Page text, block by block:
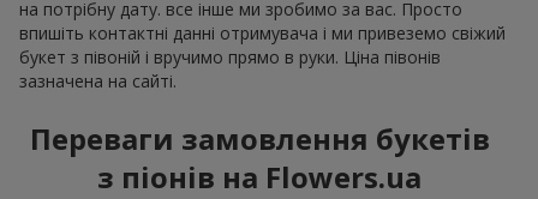
на потрібну дату. все інше ми зробимо за вас. Просто
впишіть контактні данні отримувача і ми привеземо свіжий
букет з півоній і вручимо прямо в руки. Ціна півонів
зазначена на сайті.
Переваги замовлення букетів
з піонів на Flowers.ua